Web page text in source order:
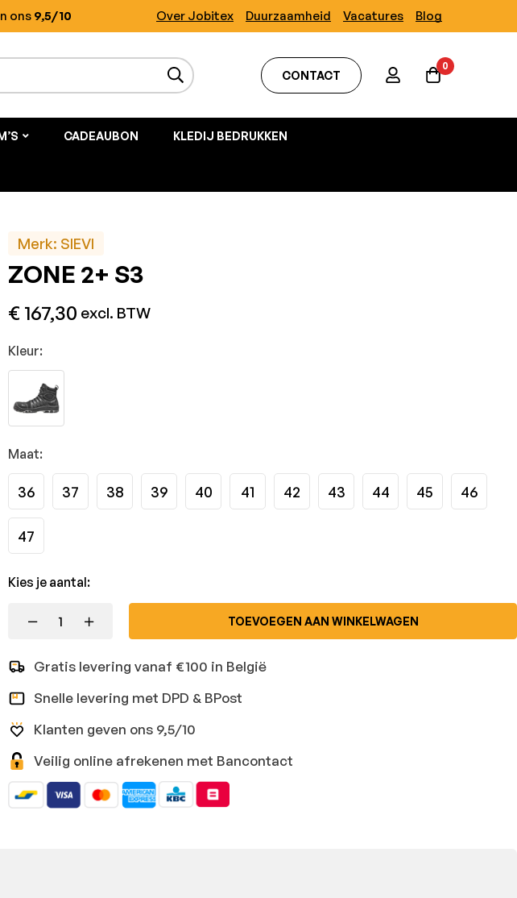
ons 9,5/10 Over Jobitex Duurzaamheid Vacatures Blog
CONTACT
0
CADEAUBON KLEDIJ BEDRUKKEN
Merk: SIEVI
ZONE 2+ S3
€ 167,30 excl. BTW
Kleur:
Maat:
36 37 38 39 40 41 42 43 44 45 46
47
Kies je aantal:
TOEVOEGEN AAN WINKELWAGEN
Gratis levering vanaf €100 in België
Snelle levering met DPD & BPost
Klanten geven ons 9,5/10
Veilig online afrekenen met Bancontact